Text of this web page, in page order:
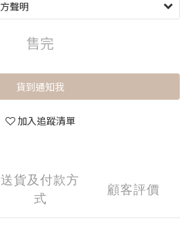
售完
貨到通知我
加入追蹤清單
送貨及付款方
式
顧客評價